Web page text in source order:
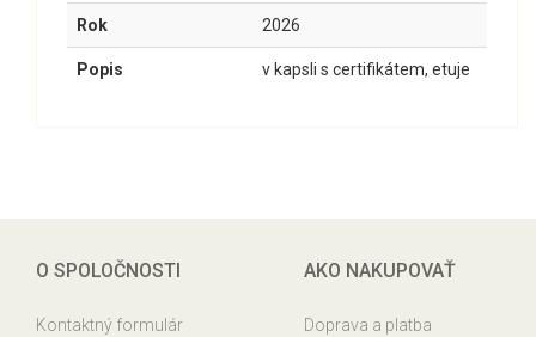
Rok 2026
Popis v kapsli s certifikátem, etuje
O SPOLOČNOSTI
Kontaktný formulár
AKO NAKUPOVAŤ
Doprava a platba